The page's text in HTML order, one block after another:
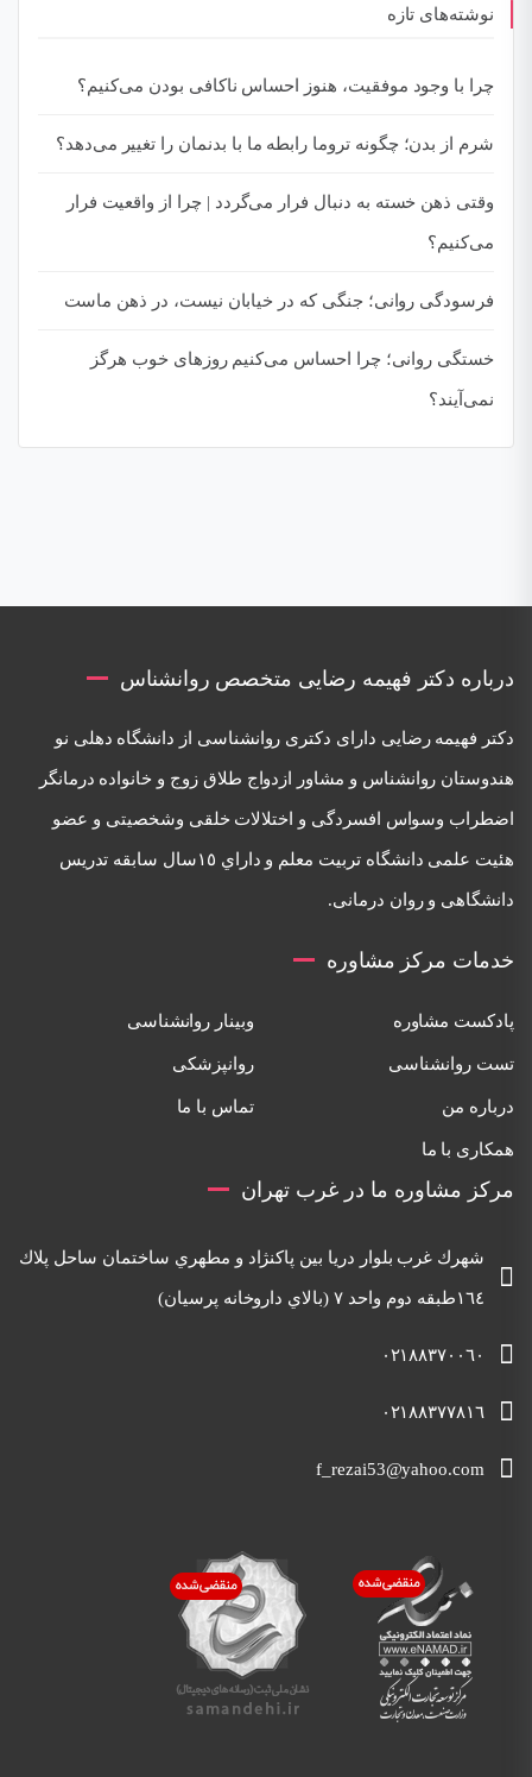
نوشته‌های تازه
چرا با وجود موفقیت، هنوز احساس ناکافی بودن می‌کنیم؟
شرم از بدن؛ چگونه تروما رابطه ما با بدنمان را تغییر می‌دهد؟
وقتی ذهن خسته به دنبال فرار می‌گردد | چرا از واقعیت فرار
می‌کنیم؟
فرسودگی روانی؛ جنگی که در خیابان نیست، در ذهن ماست
خستگی روانی؛ چرا احساس می‌کنیم روزهای خوب هرگز
نمی‌آیند؟
درباره دکتر فهیمه رضایی متخصص روانشناس
دكتر فهيمه رضايی دارای دكتری روانشناسی از دانشگاه دهلی نو
هندوستان روانشناس و مشاور ازدواج طلاق زوج و خانواده درمانگر
اضطراب وسواس افسردگی و اختلالات خلقی وشخصيتی و عضو
هئيت علمی دانشگاه تربيت معلم و داراي ١٥سال سابقه تدريس
دانشگاهی و روان درمانی.
خدمات مرکز مشاوره
پادکست مشاوره وبینار روانشناسی
تست روانشناسی روانپزشکی
درباره من تماس با ما
همکاری با ما
مرکز مشاوره ما در غرب تهران
شهرك غرب بلوار دريا بين پاكنژاد و مطهري ساختمان ساحل پلاك
١٦٤طبقه دوم واحد ٧ (بالاي داروخانه پرسيان)
٠٢١٨٨٣٧٠٠٦٠
٠٢١٨٨٣٧٧٨١٦
f_rezai53@yahoo.com